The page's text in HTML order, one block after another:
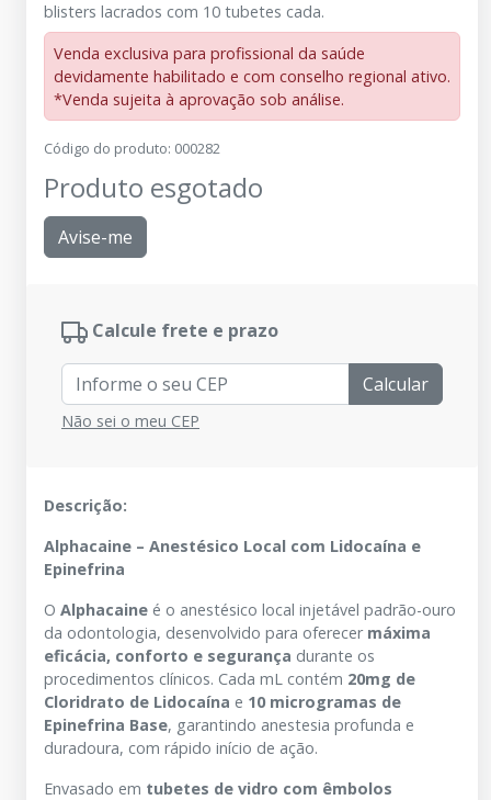
blisters lacrados com 10 tubetes cada.
Venda exclusiva para profissional da saúde
devidamente habilitado e com conselho regional ativo.
*Venda sujeita à aprovação sob análise.
Código do produto: 000282
Produto esgotado
Avise-me
Calcule frete e prazo
Calcular
Não sei o meu CEP
Descrição:
Alphacaine – Anestésico Local com Lidocaína e
Epinefrina
O Alphacaine é o anestésico local injetável padrão-ouro
da odontologia, desenvolvido para oferecer máxima
eficácia, conforto e segurança durante os
procedimentos clínicos. Cada mL contém 20mg de
Cloridrato de Lidocaína e 10 microgramas de
Epinefrina Base, garantindo anestesia profunda e
duradoura, com rápido início de ação.
Envasado em tubetes de vidro com êmbolos